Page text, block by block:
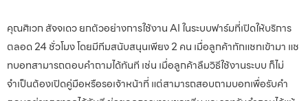
คุณศิเวก สัจจเดว ยกตัวอย่างการใช้งาน AI ในระบบฟาร์มที่เปิดให้บริการ
ตลอด 24 ชั่วโมง โดยมีทีมสนับสนุนเพียง 2 คน เมื่อลูกค้าทักแชทเข้ามา แช
ทบอทสามารถตอบคำถามได้ทันที เช่น เมื่อลูกค้าลืมวิธีใช้งานระบบ ก็ไม่
จำเป็นต้องเปิดคู่มือหรือรอเจ้าหน้าที่ แต่สามารถสอบถามบอทเพื่อรับคำ